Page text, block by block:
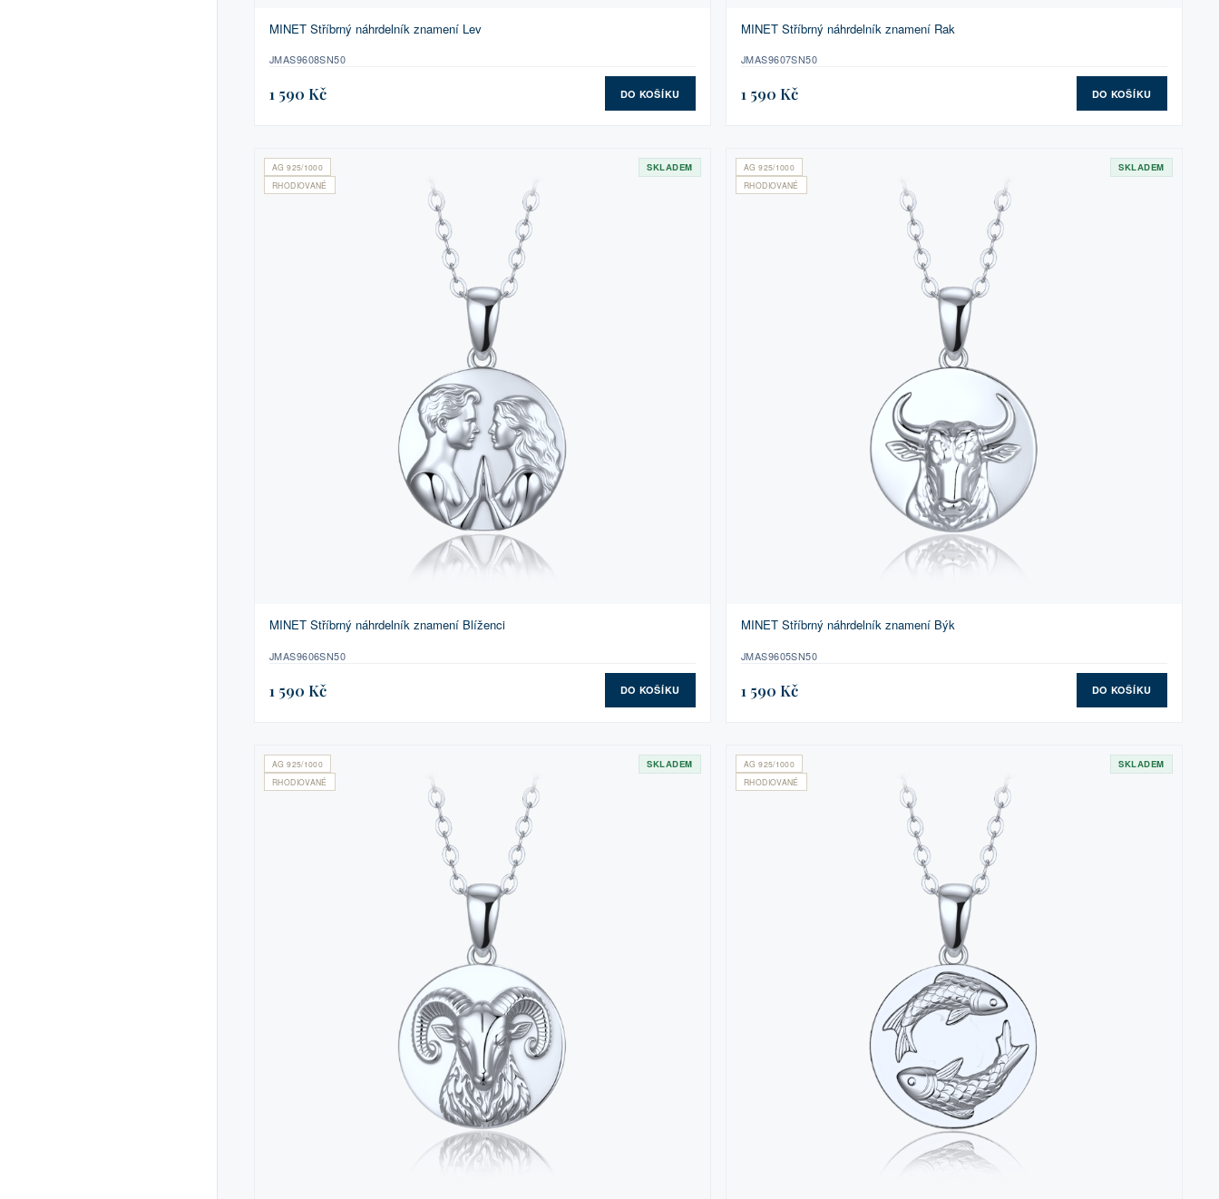
MINET Stříbrný náhrdelník znamení Lev
JMAS9608SN50
1 590 Kč DO KOŠÍKU
MINET Stříbrný náhrdelník znamení Rak
JMAS9607SN50
1 590 Kč DO KOŠÍKU
AG 925/1000
RHODIOVANÉ
SKLADEM
MINET Stříbrný náhrdelník znamení Blíženci
JMAS9606SN50
1 590 Kč DO KOŠÍKU
AG 925/1000
RHODIOVANÉ
SKLADEM
MINET Stříbrný náhrdelník znamení Býk
JMAS9605SN50
1 590 Kč DO KOŠÍKU
AG 925/1000
RHODIOVANÉ
SKLADEM
AG 925/1000
RHODIOVANÉ
SKLADEM